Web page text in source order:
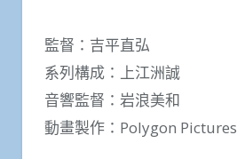
監督：吉平直弘
系列構成：上江洲誠
音響監督：岩浪美和
動畫製作：Polygon Pictures